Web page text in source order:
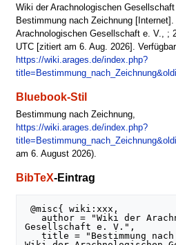
Wiki der Arachnologischen
Bestimmung nach Zeichnung
Arachnologischen Gesellschaft e. V., ;
UTC [zitiert am 6. Aug. 2026].
https://wiki.arages.de/index.php?
Bluebook-Stil
Bestimmung nach Zeichnung,
https://wiki.arages.de/index.php?
am 6. August 2026).
BibTeX-Eintrag
@misc{ wiki:xxx,
Gesellschaft e. V.",
   title = "Bestimmung nach Zeichnung ---